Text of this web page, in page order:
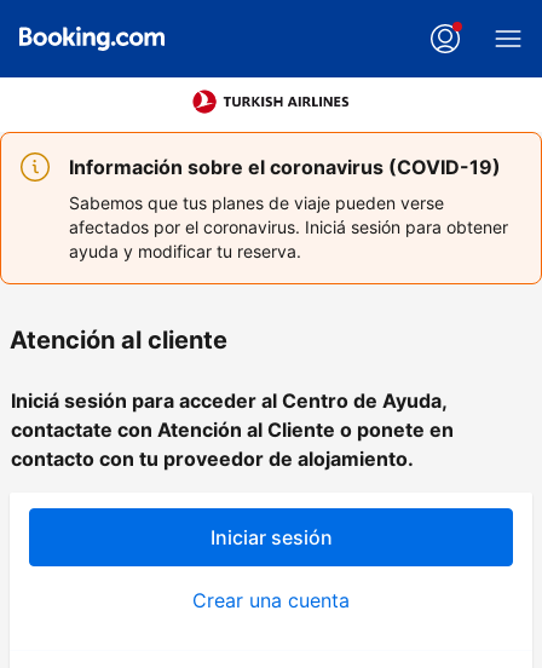
Información sobre el coronavirus (COVID-19)
Sabemos que tus planes de viaje pueden verse
afectados por el coronavirus. Iniciá sesión para obtener
ayuda y modificar tu reserva.
Atención al cliente
Iniciá sesión para acceder al Centro de Ayuda,
contactate con Atención al Cliente o ponete en
contacto con tu proveedor de alojamiento.
Iniciar sesión
Crear una cuenta